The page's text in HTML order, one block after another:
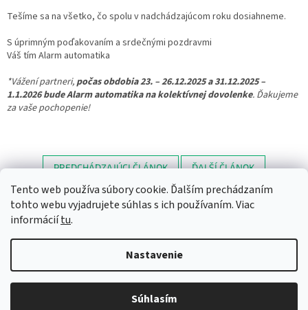
Tento web používa súbory cookie. Ďalším prechádzaním
tohto webu vyjadrujete súhlas s ich používaním. Viac
informáciítu.
Nastavenie
Súhlasím
Tešíme sa na všetko, čo spolu v nadchádzajúcom roku dosiahneme.
S úprimným poďakovaním a srdečnými pozdravmi
Váš tím Alarm automatika
*Vážení partneri,počas obdobia 23. – 26.12.2025 a 31.12.2025 –
1.1.2026 bude Alarm automatika na kolektívnej dovolenke. Ďakujeme
za vaše pochopenie!
PREDCHÁDZAJÚCI ČLÁNOK ĎALŠÍ ČLÁNOK
Newsletter
Copyright 2026Alarm automatika B2B. Všetky práva vyhradené.
Upraviť nastavenie cookies